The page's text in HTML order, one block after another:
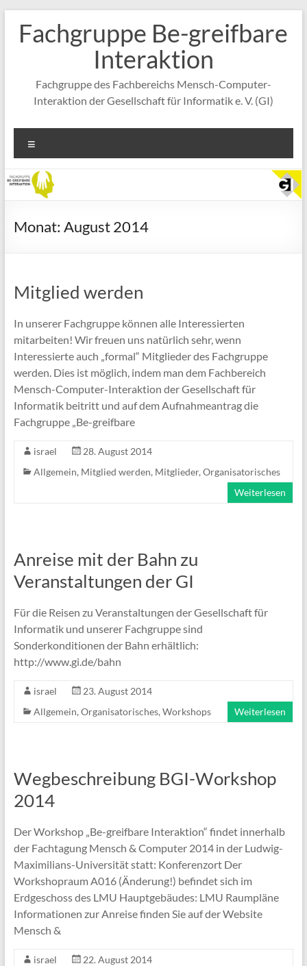
Inhalt
springen
Fachgruppe Be-greifbare
Interaktion
Fachgruppe des Fachbereichs Mensch-Computer-
Interaktion der Gesellschaft für Informatik e. V. (GI)
Monat: August 2014
Mitglied werden
In unserer Fachgruppe können alle Interessierten
mitarbeiten! Wir freuen uns natürlich sehr, wenn
Interessierte auch „formal“ Mitglieder des Fachgruppe
werden. Dies ist möglich, indem man dem Fachbereich
Mensch-Computer-Interaktion der Gesellschaft für
Informatik beitritt und auf dem Aufnahmeantrag die
Fachgruppe „Be-greifbare
israel
28. August 2014
Allgemein, Mitglied werden, Mitglieder, Organisatorisches
Weiterlesen
Anreise mit der Bahn zu
Veranstaltungen der GI
Für die Reisen zu Veranstaltungen der Gesellschaft für
Informatik und unserer Fachgruppe sind
Sonderkonditionen der Bahn erhältlich:
http://www.gi.de/bahn
israel
23. August 2014
Allgemein, Organisatorisches, Workshops Weiterlesen
Wegbeschreibung BGI-Workshop
2014
Der Workshop „Be-greifbare Interaktion“ findet innerhalb
der Fachtagung Mensch & Computer 2014 in der Ludwig-
Maximilians-Universität statt: Konferenzort Der
Workshopraum A016 (Änderung!) befindet sich im
Erdgeschoss des LMU Hauptgebäudes: LMU Raumpläne
Informationen zur Anreise finden Sie auf der Website
Mensch &
israel
22. August 2014